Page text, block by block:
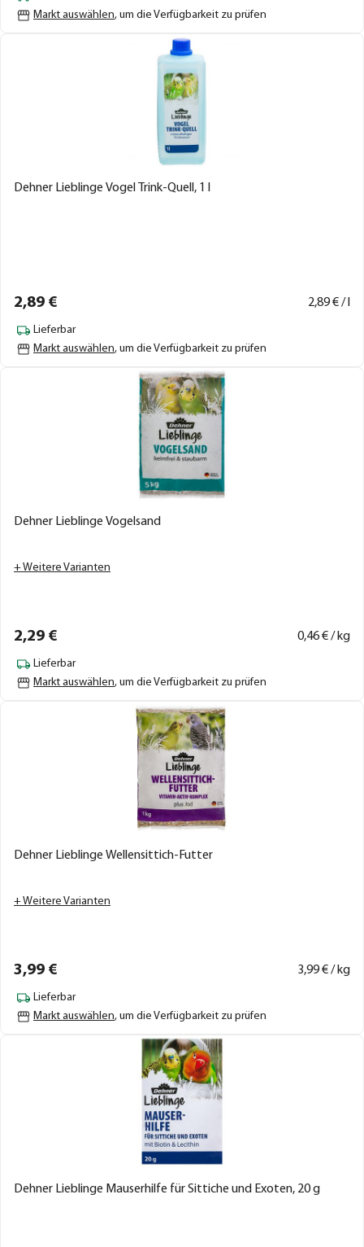
Markt auswählen, um die Verfügbarkeit zu prüfen
Dehner Lieblinge Vogel Trink-Quell, 1 l
2,89 € 2,89€ / l
Lieferbar
Markt auswählen, um die Verfügbarkeit zu prüfen
Dehner Lieblinge Vogelsand
+ Weitere Varianten
2,29 € 0,46€ / kg
Lieferbar
Markt auswählen, um die Verfügbarkeit zu prüfen
Dehner Lieblinge Wellensittich-Futter
+ Weitere Varianten
3,99 € 3,99€ / kg
Lieferbar
Markt auswählen, um die Verfügbarkeit zu prüfen
Dehner Lieblinge Mauserhilfe für Sittiche und Exoten, 20 g